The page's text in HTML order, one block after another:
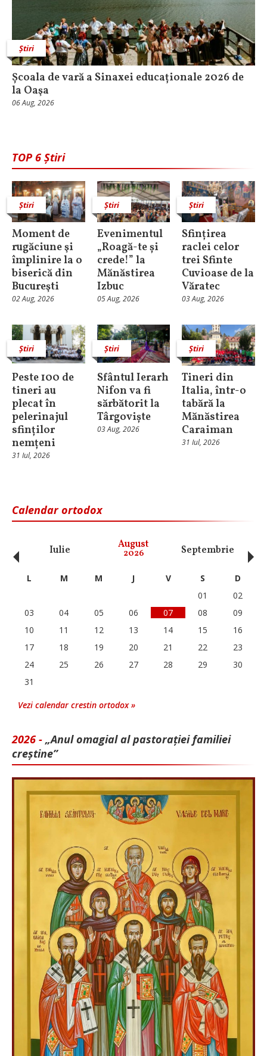
Știri
Școala de vară a Sinaxei educaționale 2026 de
la Oaşa
06 Aug, 2026
TOP 6 Știri
Știri
Moment de
rugăciune şi
împlinire la o
biserică din
Bucureşti
02 Aug, 2026
Știri
Evenimentul
„Roagă-te și
crede!” la
Mănăstirea
Izbuc
05 Aug, 2026
Știri
Sfințirea
raclei celor
trei Sfinte
Cuvioase de la
Văratec
03 Aug, 2026
Știri
Peste 100 de
tineri au
plecat în
pelerinajul
sfinților
nemțeni
31 Iul, 2026
Știri
Sfântul Ierarh
Nifon va fi
sărbătorit la
Târgoviște
03 Aug, 2026
Știri
Tineri din
Italia, într-o
tabără la
Mănăstirea
Caraiman
31 Iul, 2026
Calendar ortodox
Iulie August
2026 Septembrie
‹ L M M J V S
D
01
02
03
04 05 06 07 08
09
10
11 12 13 14 15
16
17
18 19 20 21 22
23
24
25 26 27 28 29
30
31
Vezi calendar crestin ortodox »
2026 - „Anul omagial al pastorației familiei
creștine”